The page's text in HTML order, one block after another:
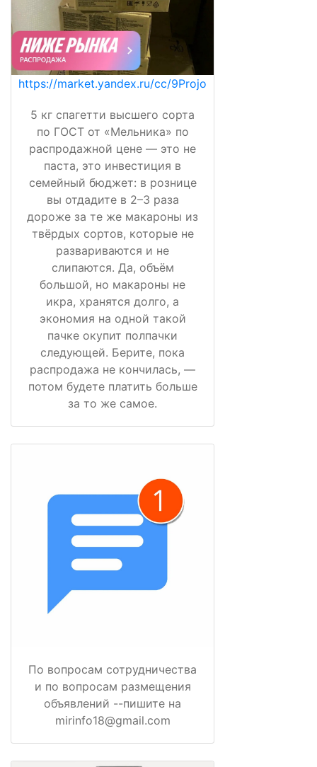
https://market.yandex.ru/cc/9Projo
5 кг спагетти высшего сорта
по ГОСТ от «Мельника» по
распродажной цене — это не
паста, это инвестиция в
семейный бюджет: в рознице
вы отдадите в 2–3 раза
дороже за те же макароны из
твёрдых сортов, которые не
развариваются и не
слипаются. Да, объём
большой, но макароны не
икра, хранятся долго, а
экономия на одной такой
пачке окупит полпачки
следующей. Берите, пока
распродажа не кончилась, —
потом будете платить больше
за то же самое.
По вопросам сотрудничества
и по вопросам размещения
объявлений --пишите на
mirinfo18@gmail.com